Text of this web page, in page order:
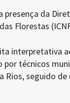
presença da
Florestas
interpretativa
técnicos
Rios, seguido